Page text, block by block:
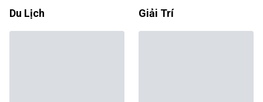
Du Lịch Giải Trí